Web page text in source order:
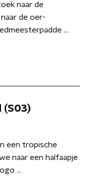
naar de
de oer-
...
(S03)
een tropische
naar een halfaapje
...